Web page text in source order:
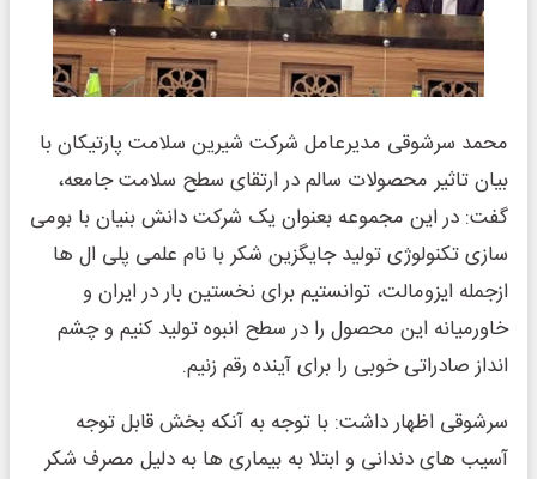
محمد سرشوقی مدیرعامل شرکت شیرین سلامت پارتیکان با
بیان تاثیر محصولات سالم در ارتقای سطح سلامت جامعه،
گفت: در این مجموعه بعنوان یک شرکت دانش بنیان با بومی
سازی تکنولوژی تولید جایگزین شکر با نام علمی پلی ال ها
ازجمله ایزومالت، توانستیم برای نخستین بار در ایران و
خاورمیانه این محصول را در سطح انبوه تولید کنیم و چشم
انداز صادراتی خوبی را برای آینده رقم زنیم.
سرشوقی اظهار داشت: با توجه به آنکه بخش قابل توجه
آسیب های دندانی و ابتلا به بیماری ها به دلیل مصرف شکر